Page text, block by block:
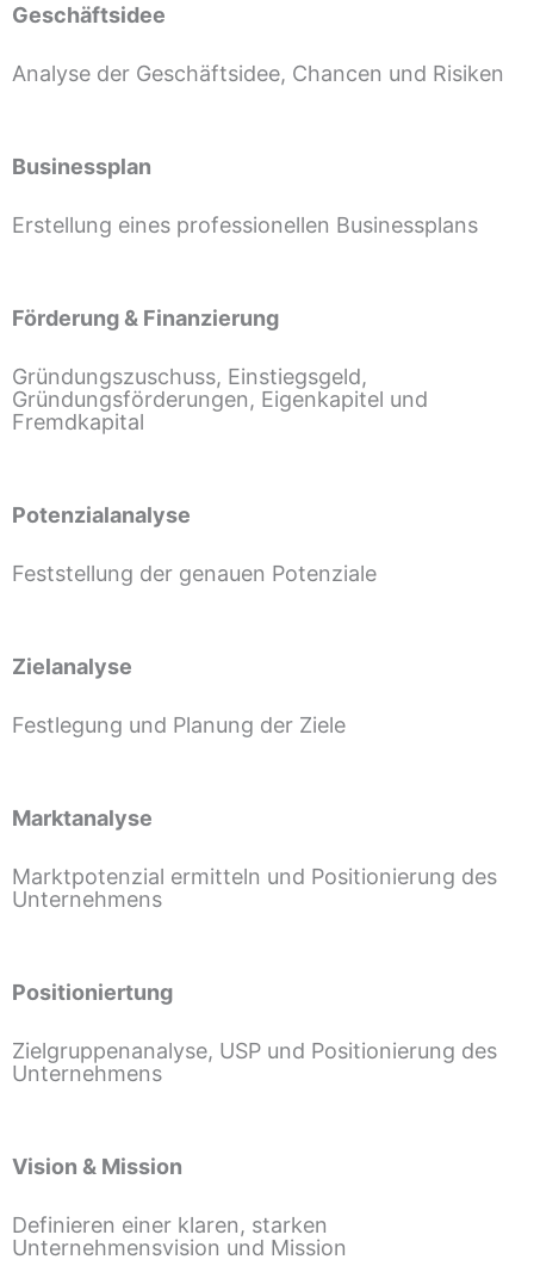
Geschäftsidee
Analyse der Geschäftsidee, Chancen und Risiken
Businessplan
Erstellung eines professionellen Businessplans
Förderung & Finanzierung
Gründungszuschuss, Einstiegsgeld,
Gründungsförderungen, Eigenkapitel und
Fremdkapital
Potenzialanalyse
Feststellung der genauen Potenziale
Zielanalyse
Festlegung und Planung der Ziele
Marktanalyse
Marktpotenzial ermitteln und Positionierung des
Unternehmens
Positioniertung
Zielgruppenanalyse, USP und Positionierung des
Unternehmens
Vision & Mission
Definieren einer klaren, starken
Unternehmensvision und Mission